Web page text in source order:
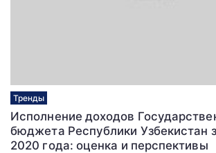
Тренды
Исполнение доходов
бюджета Республики Узбекистан
2020 года: оценка и перспективы